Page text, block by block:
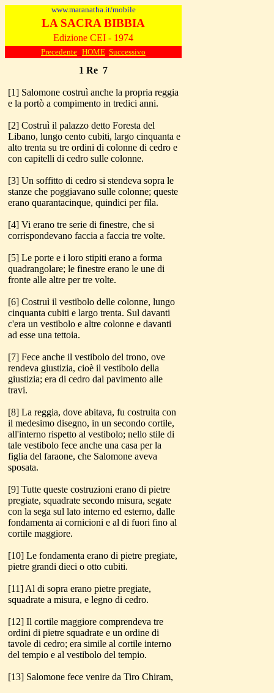
www.maranatha.it/mobile
LA SACRA BIBBIA
Edizione CEI - 1974
Precedente HOME Successivo
1 Re 7
[1] Salomone costruì anche la propria reggia
e la portò a compimento in tredici anni.
[2] Costruì il palazzo detto Foresta del
Libano, lungo cento cubiti, largo cinquanta e
alto trenta su tre ordini di colonne di cedro e
con capitelli di cedro sulle colonne.
[3] Un soffitto di cedro si stendeva sopra le
stanze che poggiavano sulle colonne; queste
erano quarantacinque, quindici per fila.
[4] Vi erano tre serie di finestre, che si
corrispondevano faccia a faccia tre volte.
[5] Le porte e i loro stipiti erano a forma
quadrangolare; le finestre erano le une di
fronte alle altre per tre volte.
[6] Costruì il vestibolo delle colonne, lungo
cinquanta cubiti e largo trenta. Sul davanti
c'era un vestibolo e altre colonne e davanti
ad esse una tettoia.
[7] Fece anche il vestibolo del trono, ove
rendeva giustizia, cioè il vestibolo della
giustizia; era di cedro dal pavimento alle
travi.
[8] La reggia, dove abitava, fu costruita con
il medesimo disegno, in un secondo cortile,
all'interno rispetto al vestibolo; nello stile di
tale vestibolo fece anche una casa per la
figlia del faraone, che Salomone aveva
sposata.
[9] Tutte queste costruzioni erano di pietre
pregiate, squadrate secondo misura, segate
con la sega sul lato interno ed esterno, dalle
fondamenta ai cornicioni e al di fuori fino al
cortile maggiore.
[10] Le fondamenta erano di pietre pregiate,
pietre grandi dieci o otto cubiti.
[11] Al di sopra erano pietre pregiate,
squadrate a misura, e legno di cedro.
[12] Il cortile maggiore comprendeva tre
ordini di pietre squadrate e un ordine di
tavole di cedro; era simile al cortile interno
del tempio e al vestibolo del tempio.
[13] Salomone fece venire da Tiro Chiram,